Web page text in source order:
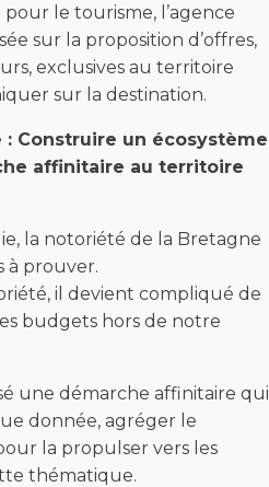
le tourisme, l’agence
sur la proposition d’offres,
exclusives au territoire
sur la destination.
: Construire un écosystème
affinitaire au territoire
la notoriété de la Bretagne
à prouver.
il devient compliqué de
budgets hors de notre
une démarche affinitaire qui
donnée, agréger le
la propulser vers les
thématique.